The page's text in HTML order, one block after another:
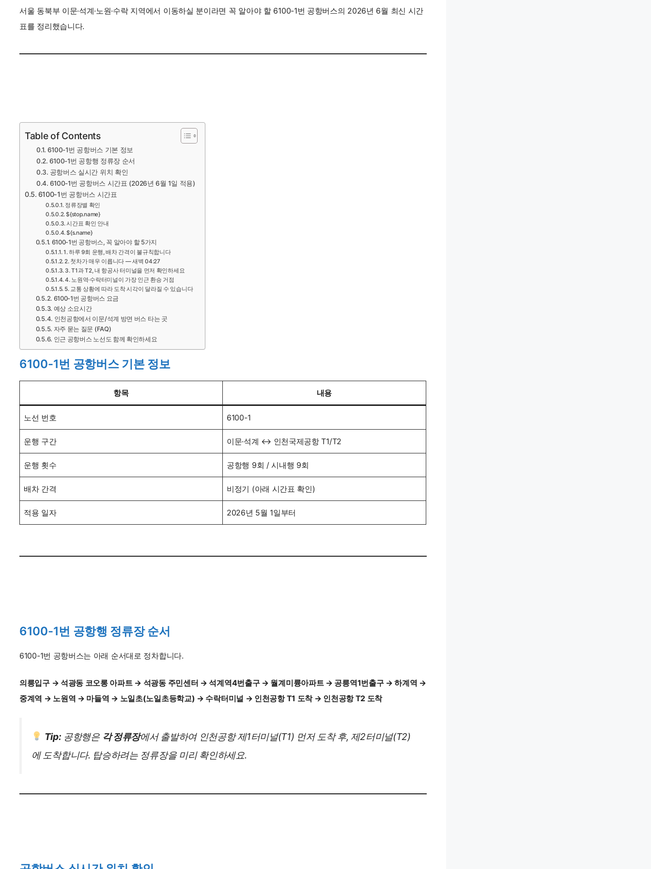
서울 동북부 이문·석계·노원·수락 지역에서 이동하실 분이라면 꼭 알아야 할 6100-1번 공항버스의 2026년 6월 최신 시간
표를 정리했습니다.
Table of Contents
6100-1번 공항버스 기본 정보
6100-1번 공항행 정류장 순서
공항버스 실시간 위치 확인
6100-1번 공항버스 시간표 (2026년 6월 1일 적용)
6100-1번 공항버스 시간표
정류장별 확인
${stop.name}
시간표 확인 안내
${s.name}
6100-1번 공항버스, 꼭 알아야 할 5가지
1. 하루 9회 운행, 배차 간격이 불규칙합니다
2. 첫차가 매우 이릅니다 — 새벽 04:27
3. T1과 T2, 내 항공사 터미널을 먼저 확인하세요
4. 노원역·수락터미널이 가장 인근 환승 거점
5. 교통 상황에 따라 도착 시각이 달라질 수 있습니다
6100-1번 공항버스 요금
예상 소요시간
인천공항에서 이문/석계 방면 버스 타는 곳
자주 묻는 질문 (FAQ)
인근 공항버스 노선도 함께 확인하세요
6100-1번 공항버스 기본 정보
항목 내용
노선 번호 6100-1
운행 구간 이문·석계 ↔ 인천국제공항 T1/T2
운행 횟수 공항행 9회 / 시내행 9회
배차 간격 비정기 (아래 시간표 확인)
적용 일자 2026년 5월 1일부터
6100-1번 공항행 정류장 순서
6100-1번 공항버스는 아래 순서대로 정차합니다.
의릉입구 → 석광동 코오롱 아파트 → 석광동 주민센터 → 석계역4번출구 → 월계미륭아파트 → 공릉역1번출구 → 하계역 →
중계역 → 노원역 → 마들역 → 노일초(노일초등학교) → 수락터미널 → 인천공항 T1 도착 → 인천공항 T2 도착
Tip: 공항행은 각 정류장에서 출발하여 인천공항 제1터미널(T1) 먼저 도착 후, 제2터미널(T2)
에 도착합니다. 탑승하려는 정류장을 미리 확인하세요.